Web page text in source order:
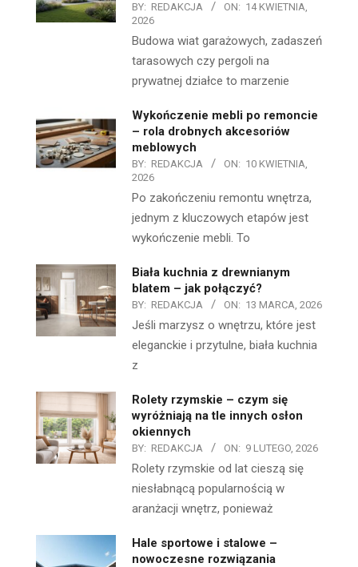
BY: REDAKCJA ON: 14 KWIETNIA,
2026
Budowa wiat garażowych, zadaszeń
tarasowych czy pergoli na
prywatnej działce to marzenie
Wykończenie mebli po remoncie
– rola drobnych akcesoriów
meblowych
BY: REDAKCJA ON: 10 KWIETNIA,
2026
Po zakończeniu remontu wnętrza,
jednym z kluczowych etapów jest
wykończenie mebli. To
Biała kuchnia z drewnianym
blatem – jak połączyć?
BY: REDAKCJA ON: 13 MARCA, 2026
Jeśli marzysz o wnętrzu, które jest
eleganckie i przytulne, biała kuchnia
z
Rolety rzymskie – czym się
wyróżniają na tle innych osłon
okiennych
BY: REDAKCJA ON: 9 LUTEGO, 2026
Rolety rzymskie od lat cieszą się
niesłabnącą popularnością w
aranżacji wnętrz, ponieważ
Hale sportowe i stalowe –
nowoczesne rozwiązania